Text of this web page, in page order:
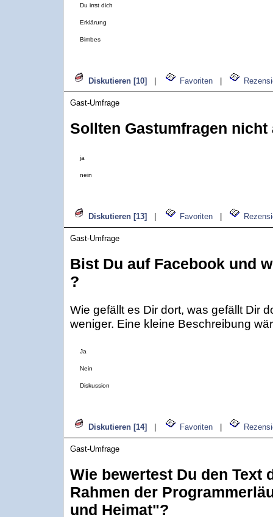
Du irrst dich
Erklärung
Bimbes
Diskutieren [10] Favoriten
Gast-Umfrage
Sollten Gastumfragen
ja
nein
Diskutieren [13] Favoriten
Gast-Umfrage
Bist Du auf Facebook und
?
Wie gefällt es Dir dort, was gefällt Dir
weniger. Eine kleine Beschreibung
Ja
Nein
Diskussion
Diskutieren [14] Favoriten
Gast-Umfrage
Wie bewertest Du den Text
Rahmen der
und Heimat"?